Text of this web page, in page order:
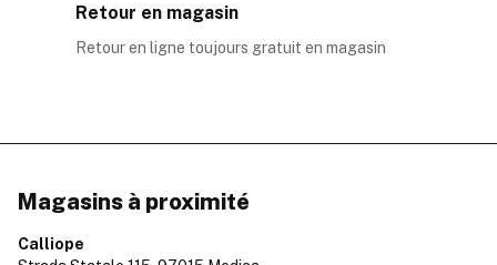
Retour en magasin
Retour en ligne toujours gratuit en magasin
Magasins à proximité
Calliope